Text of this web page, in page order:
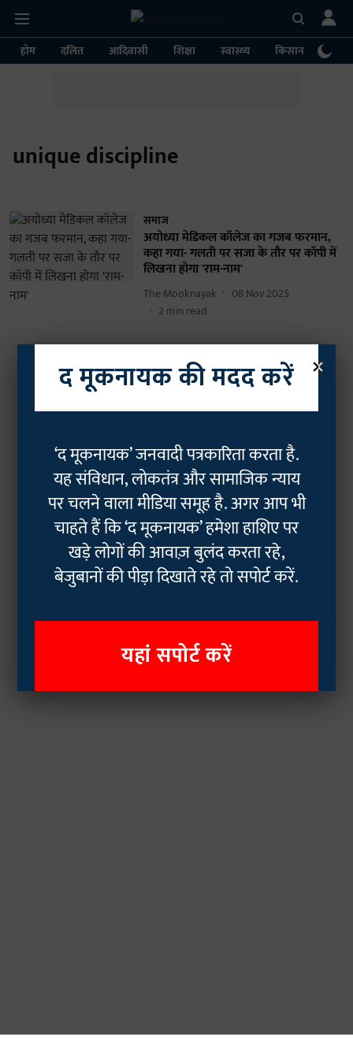
होम दलित आदिवासी शिक्षा स्वास्थ्य किसान
unique discipline
समाज
अयोध्या मेडिकल कॉलेज का गजब फरमान,
कहा गया- गलती पर सजा के तौर पर कॉपी में
लिखना होगा 'राम-नाम'
The Mooknayak
08 Nov 2025
2 min read
×
द मूकनायक की मदद करें
‘द मूकनायक’ जनवादी पत्रकारिता करता है.
यह संविधान, लोकतंत्र और सामाजिक न्याय
पर चलने वाला मीडिया समूह है. अगर आप भी
चाहते हैं कि ‘द मूकनायक’ हमेशा हाशिए पर
खड़े लोगों की आवाज़ बुलंद करता रहे,
बेजुबानों की पीड़ा दिखाते रहे तो सपोर्ट करें.
यहां सपोर्ट करें